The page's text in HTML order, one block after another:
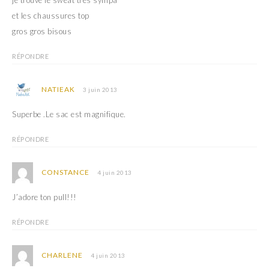
et les chaussures top
gros gros bisous
RÉPONDRE
NATIEAK 3 juin 2013
Superbe .Le sac est magnifique.
RÉPONDRE
CONSTANCE 4 juin 2013
J’adore ton pull!!!
RÉPONDRE
CHARLENE 4 juin 2013